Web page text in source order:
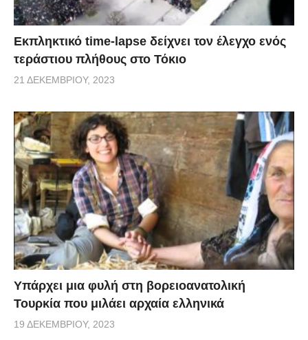
Εκπληκτικό time-lapse δείχνει τον έλεγχο ενός
τεράστιου πλήθους στο Τόκιο
21 ΔΕΚΕΜΒΡΊΟΥ, 2023
Υπάρχει μια φυλή στη βορειοανατολική
Τουρκία που μιλάει αρχαία ελληνικά
19 ΔΕΚΕΜΒΡΊΟΥ, 2023